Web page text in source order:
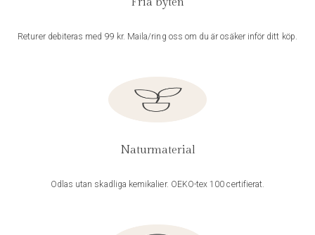
Returer debiteras med 99 kr. Maila/ring oss om du är osäker inför ditt köp.
Naturmaterial
Odlas utan skadliga kemikalier. OEKO-tex 100 certifierat.